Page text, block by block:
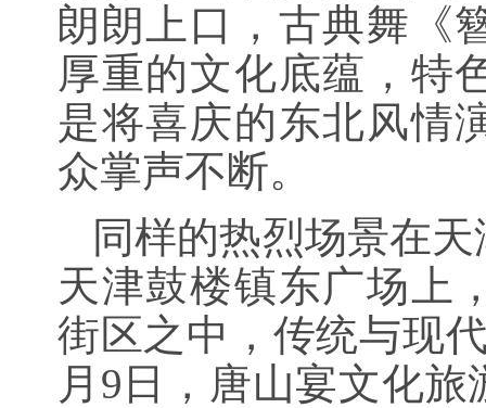
朗朗上口，古典舞《
厚重的文化底蕴，特
是将喜庆的东北风情
众掌声不断。
同样的热烈场景在
天津鼓楼镇东广场上
街区之中，传统与现
月9日，唐山宴文化